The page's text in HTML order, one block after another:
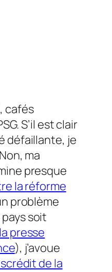
cafés
S’il est clair
défaillante, je
ma
presque
la réforme
problème
soit
presse
), j’avoue
de la